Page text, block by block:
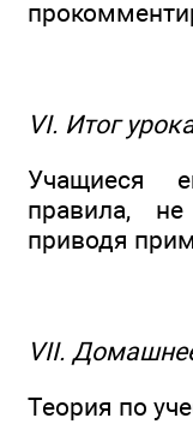
VI. Итог
Учащиеся
правила,
приводя
VII.
Теория по